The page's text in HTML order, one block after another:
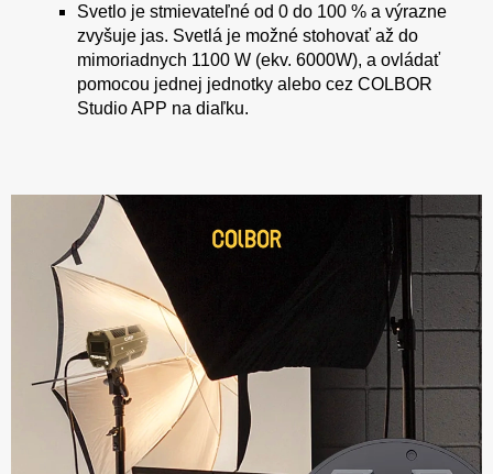
Svetlo je stmievateľné od 0 do 100 % a výrazne
zvyšuje jas. Svetlá je možné stohovať až do
mimoriadnych 1100 W (ekv. 6000W), a ovládať
pomocou jednej jednotky alebo cez COLBOR
Studio APP na diaľku.